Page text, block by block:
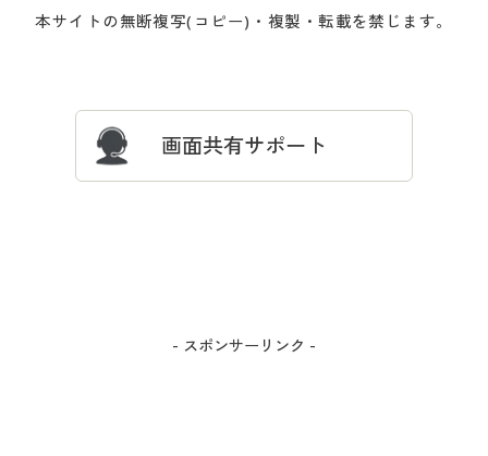
プレゼント＆キャンペーン サイトマップ
ついて
忘れの場合
本サイトの無断複写(コピー)・複製・転載を禁じます。
画面共有サポート
- スポンサーリンク -